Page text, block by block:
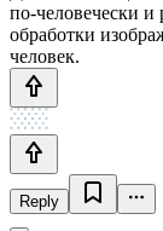
по-человечески
обработки
человек.
Reply